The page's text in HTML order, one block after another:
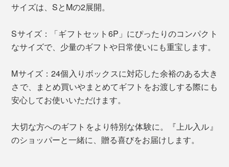
サイズは、SとMの2展開。
Sサイズ：「ギフトセット6P」にぴったりのコンパクト
なサイズで、少量のギフトや日常使いにも重宝します。
Mサイズ：24個入りボックスに対応した余裕のある大き
さで、まとめ買いやまとめてギフトをお渡しする際にも
安心してお使いいただけます。
大切な方へのギフトをより特別な体験に。『上ル入ル』
のショッパーと一緒に、贈る喜びをお届けします。